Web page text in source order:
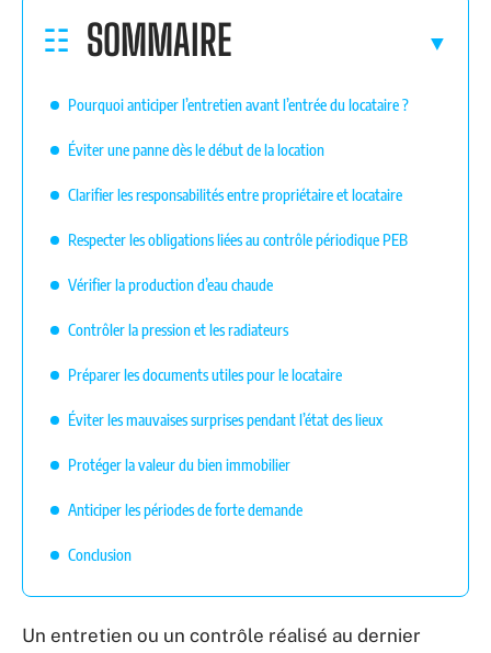
SOMMAIRE
Pourquoi anticiper l’entretien avant l’entrée du locataire ?
Éviter une panne dès le début de la location
Clarifier les responsabilités entre propriétaire et locataire
Respecter les obligations liées au contrôle périodique PEB
Vérifier la production d’eau chaude
Contrôler la pression et les radiateurs
Préparer les documents utiles pour le locataire
Éviter les mauvaises surprises pendant l’état des lieux
Protéger la valeur du bien immobilier
Anticiper les périodes de forte demande
Conclusion
Un entretien ou un contrôle réalisé au dernier